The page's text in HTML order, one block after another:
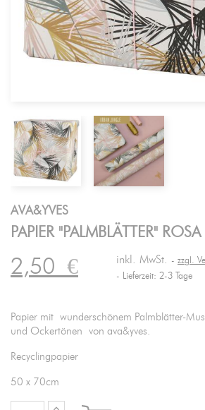
AVA&YVES
PAPIER "PALMBLÄTTER" ROSA
2,50€ inkl. MwSt.
zzgl.
Lieferzeit: 2-3 Tage
Papier mit wunderschönem Palmblätter-
und Ockertönen von ava&yves.
Recyclingpapier
50 x 70cm